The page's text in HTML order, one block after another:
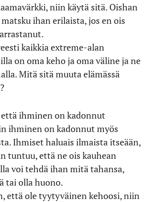
niin käytä sitä. Oishan
ihan erilaista, jos en ois
kaikkia extreme-alan
on oma keho ja oma väline ja ne
Mitä sitä muuta elämässä
että ihminen on kadonnut
ihminen on kadonnut myös
Ihmiset haluais ilmaista itseään,
tuntuu, että ne ois kauhean
voi tehdä ihan mitä tahansa,
tai olla huono.
että ole tyytyväinen kehoosi, niin